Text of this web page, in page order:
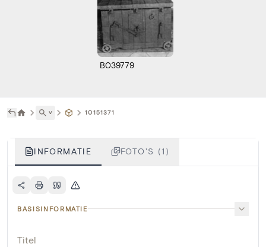
B039779
˅ 10151371
INFORMATIE FOTO'S (1)
BASISINFORMATIE
Titel